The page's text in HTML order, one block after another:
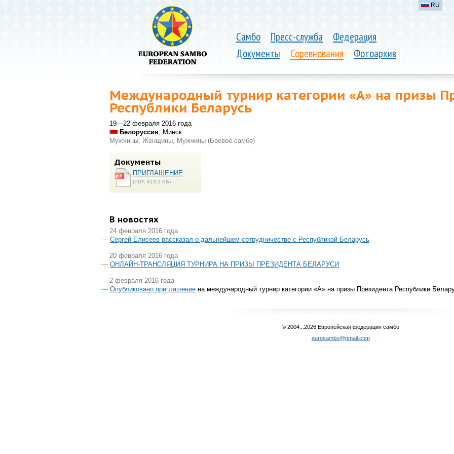
Самбо Пресс-служба
Федерация
Документы
Соревнования Фотоархив
RU
Международный турнир категории «А» на призы
Республики Беларусь
19—22 февраля 2016 года
Белоруссия, Минск
Мужчины, Женщины, Мужчины (Боевое самбо)
Документы
ПРИГЛАШЕНИЕ
(PDF, 413.2 KБ)
В новостях
24 февраля 2016 года
Сергей Елисеев рассказал о дальнейшем сотрудничестве с Республикой Беларусь
20 февраля 2016 года
ОНЛАЙН-ТРАНСЛЯЦИЯ ТУРНИРА НА ПРИЗЫ ПРЕЗИДЕНТА БЕЛАРУСИ
2 февраля 2016 года
Опубликовано приглашение на международный турнир категории «А» на призы Президента Республики
© 2004...2026 Европейская федерация самбо
eurosambo@gmail.com